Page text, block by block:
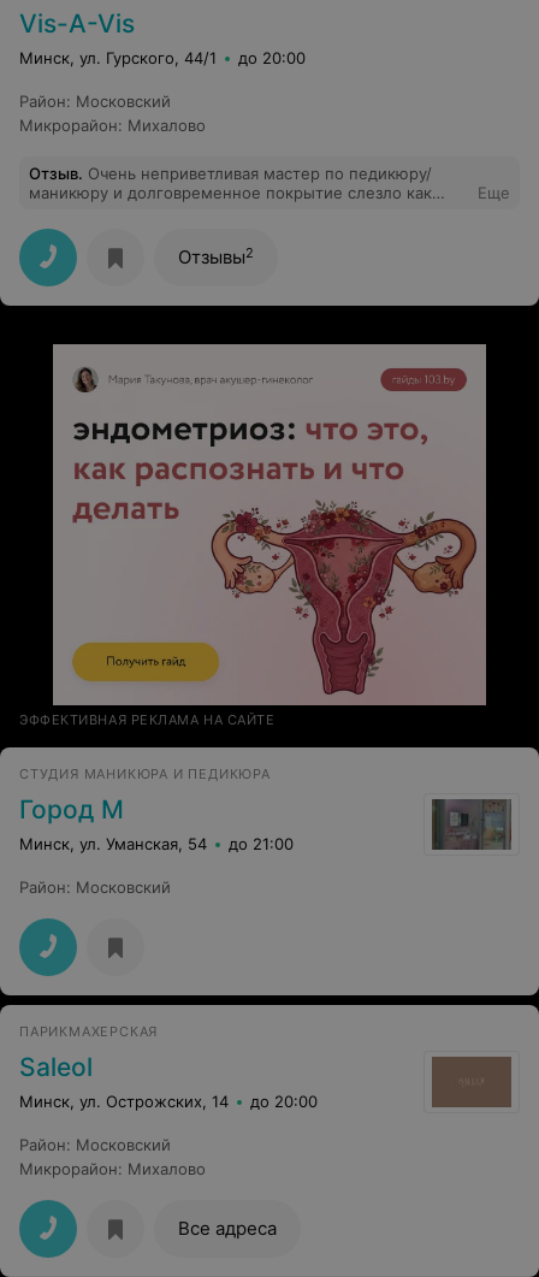
Vis-A-Vis
Минск, ул. Гурского, 44/1 до 20:00
Район: Московский
Микрорайон: Михалово
Отзыв. Очень неприветливая мастер по педикюру/
маникюру и долговременное покрытие слезло как
Еще
Отзывы2
ЭФФЕКТИВНАЯ РЕКЛАМА НА САЙТЕ
СТУДИЯ МАНИКЮРА И ПЕДИКЮРА
Город М
Минск, ул. Уманская, 54 до 21:00
Район: Московский
ПАРИКМАХЕРСКАЯ
Saleol
Минск, ул. Острожских, 14 до 20:00
Район: Московский
Микрорайон: Михалово
Все адреса